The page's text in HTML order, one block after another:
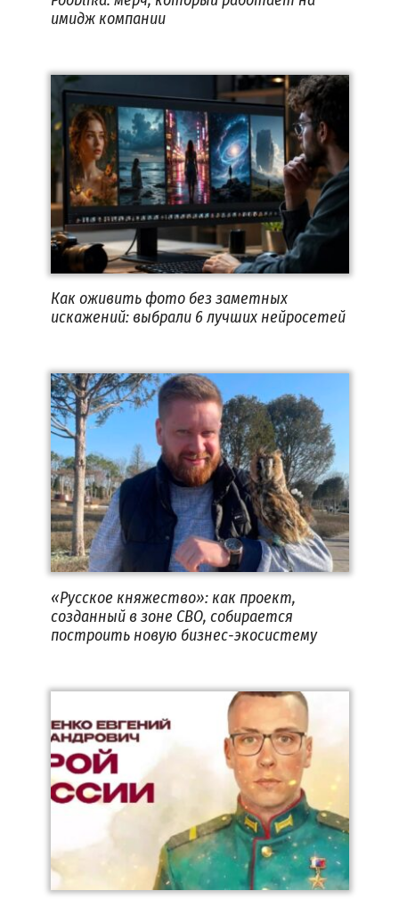
имидж компании
Как оживить фото без заметных
искажений: выбрали 6 лучших нейросетей
«Русское княжество»: как проект,
созданный в зоне СВО, собирается
построить новую бизнес-экосистему